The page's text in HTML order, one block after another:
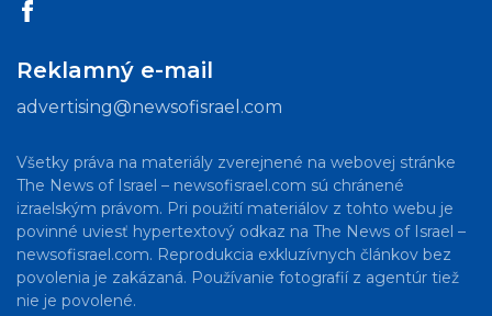
Reklamný e-mail
advertising@newsofisrael.com
Všetky práva na materiály zverejnené na webovej stránke
The News of Israel – newsofisrael.com sú chránené
izraelským právom. Pri použití materiálov z tohto webu je
povinné uviesť hypertextový odkaz na The News of Israel –
newsofisrael.com. Reprodukcia exkluzívnych článkov bez
povolenia je zakázaná. Používanie fotografií z agentúr tiež
nie je povolené.